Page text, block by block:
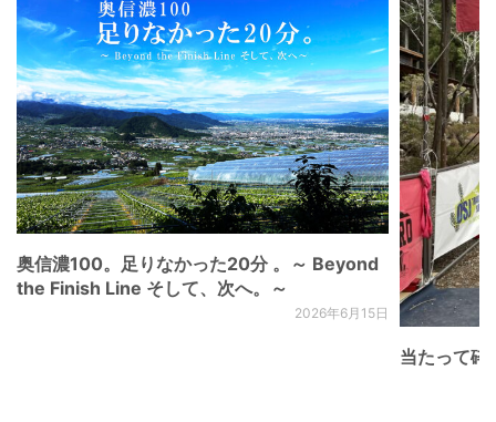
奥信濃100。足りなかった20分 。～ Beyond
the Finish Line そして、次へ。～
2026年6月15日
当たって砕